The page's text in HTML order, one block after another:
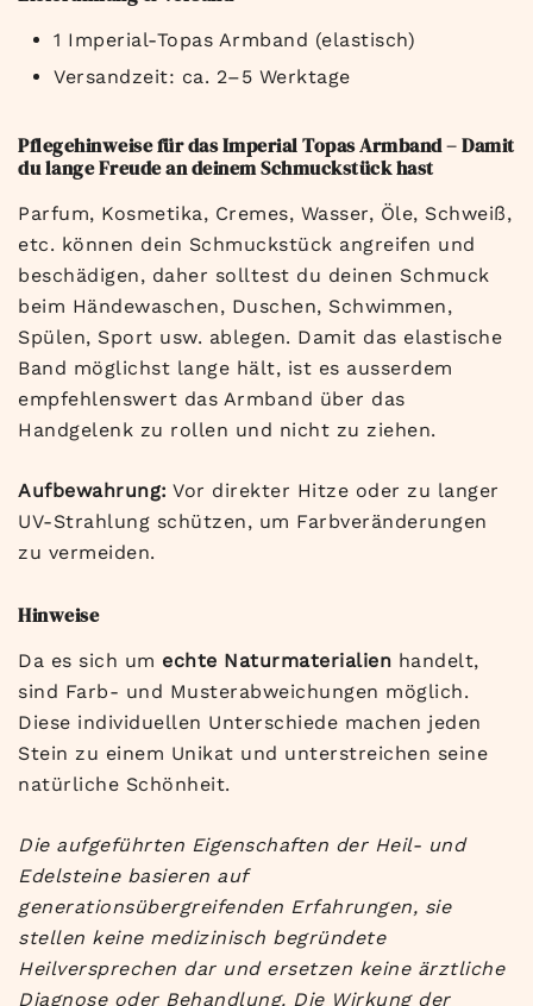
1 Imperial-Topas Armband (elastisch)
Versandzeit: ca. 2–5 Werktage
Pflegehinweise für das Imperial Topas Armband – Damit
du lange Freude an deinem Schmuckstück hast
Parfum, Kosmetika, Cremes, Wasser, Öle, Schweiß,
etc. können dein Schmuckstück angreifen und
beschädigen, daher solltest du deinen Schmuck
beim Händewaschen, Duschen, Schwimmen,
Spülen, Sport usw. ablegen. Damit das elastische
Band möglichst lange hält, ist es ausserdem
empfehlenswert das Armband über das
Handgelenk zu rollen und nicht zu ziehen.
Aufbewahrung: Vor direkter Hitze oder zu langer
UV-Strahlung schützen, um Farbveränderungen
zu vermeiden.
Hinweise
Da es sich um echte Naturmaterialien handelt,
sind Farb- und Musterabweichungen möglich.
Diese individuellen Unterschiede machen jeden
Stein zu einem Unikat und unterstreichen seine
natürliche Schönheit.
Die aufgeführten Eigenschaften der Heil- und
Edelsteine basieren auf
generationsübergreifenden Erfahrungen, sie
stellen keine medizinisch begründete
Heilversprechen dar und ersetzen keine ärztliche
Diagnose oder Behandlung. Die Wirkung der